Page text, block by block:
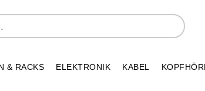
& RACKS ELEKTRONIK KABEL